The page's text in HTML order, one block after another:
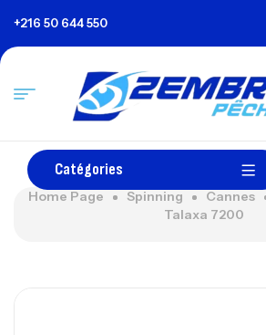
+216 50 644 550
Catégories
Home Page Spinning Cannes
Talaxa 7200